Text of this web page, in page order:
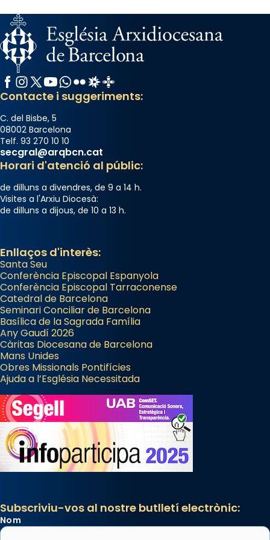
Facebook
Instagram
X / Twitter
YouTube
WhatsApp
FlickrRadio Estel
Catalunya Cristiana
Contacte i suggeriments:
C. del Bisbe, 5
08002 Barcelona
Telf. 93 270 10 10
secgral@arqbcn.cat
Horari d'atenció al públic:
de dilluns a divendres, de 9 a 14 h.
Visites a l'Arxiu Diocesà:
de dilluns a dijous, de 10 a 13 h.
Enllaços d'interès:
Santa Seu
Conferència Episcopal Espanyola
Conferència Episcopal Tarraconense
Catedral de Barcelona
Seminari Conciliar de Barcelona
Basílica de la Sagrada Família
Any Gaudí 2026
Càritas Diocesana de Barcelona
Mans Unides
Obres Missionals Pontifícies
Ajuda a l’Església Necessitada
Subscriviu-vos al nostre butlletí electrònic:
Nom